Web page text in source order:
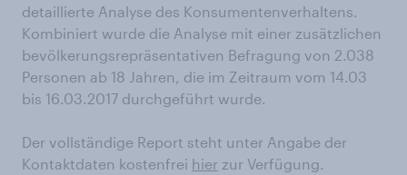
detaillierte Analyse des Konsumentenverhaltens.
Kombiniert wurde die Analyse mit einer zusätzlichen
bevölkerungsrepräsentativen Befragung von 2.038
Personen ab 18 Jahren, die im Zeitraum vom 14.03
bis 16.03.2017 durchgeführt wurde.
Der vollständige Report steht unter Angabe der
Kontaktdaten kostenfrei hier zur Verfügung.